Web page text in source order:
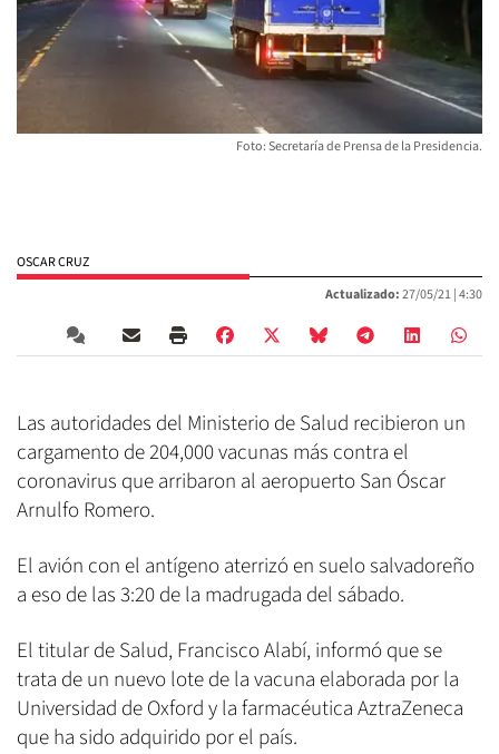
Foto: Secretaría de Prensa de la Presidencia.
OSCAR CRUZ
Actualizado:27/05/21 |4:30
Las autoridades del Ministerio de Salud recibieron un
cargamento de 204,000 vacunas más contra el
coronavirus que arribaron al aeropuerto San Óscar
Arnulfo Romero.
El avión con el antígeno aterrizó en suelo salvadoreño
a eso de las 3:20 de la madrugada del sábado.
El titular de Salud, Francisco Alabí, informó que se
trata de un nuevo lote de la vacuna elaborada por la
Universidad de Oxford y la farmacéutica AztraZeneca
que ha sido adquirido por el país.